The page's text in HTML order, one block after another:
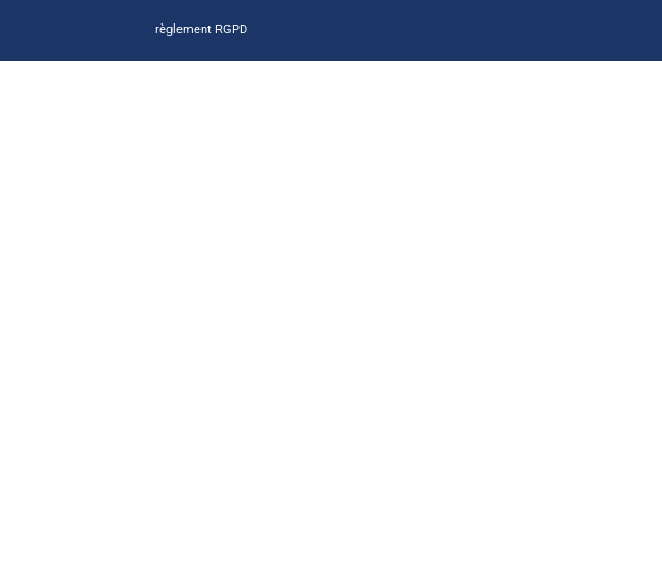
règlement RGPD